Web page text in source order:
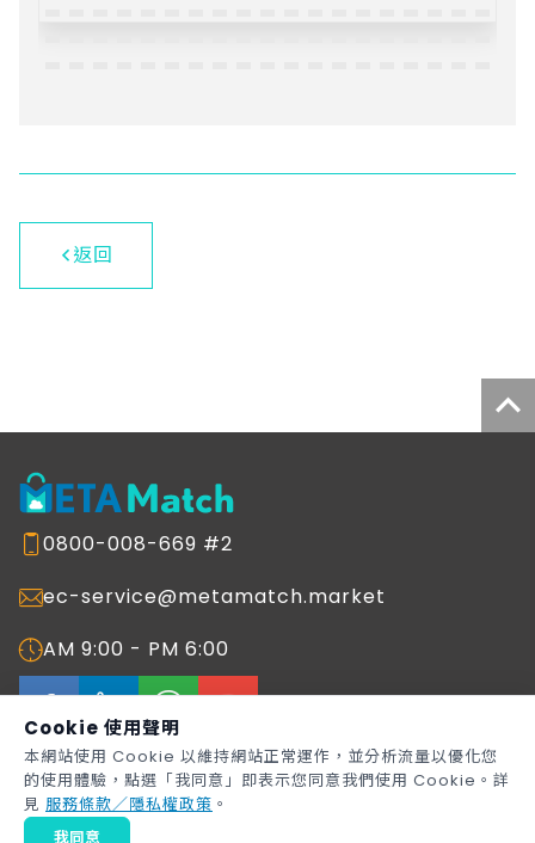
返回
0800-008-669 #2
ec-service@metamatch.market
AM 9:00 - PM 6:00
Copyright © 2026Metaage Corporation
METAMatch 生態圈媒合平台網站服務條款
Cookie 使用聲明
本網站使用 Cookie 以維持網站正常運作，並分析流量以優化您
的使用體驗，點選「我同意」即表示您同意我們使用 Cookie。詳
見 服務條款／隱私權政策 。
我同意